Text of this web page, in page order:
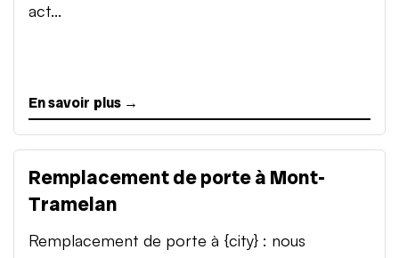
act...
En savoir plus →
Remplacement de porte à Mont-
Tramelan
Remplacement de porte à {city} : nous